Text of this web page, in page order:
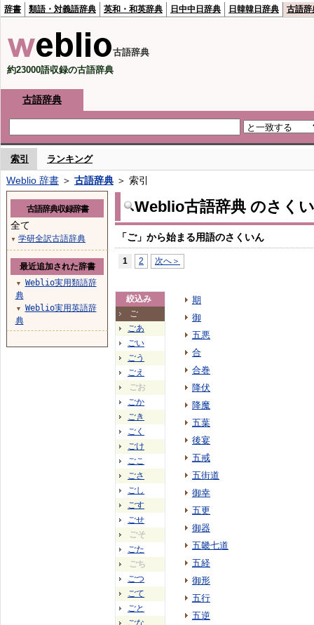
辞書 類語・対義語辞典 英和・和英辞典 日中中日辞典 日韓韓日辞典 古語辞
古語辞典
約23000語収録の古語辞典
古語辞典
索引 ランキング
Weblio 辞書 ＞ 古語辞典 ＞ 索引
Weblio古語辞典 のさく
「ご」から始まる用語のさくいん
1 2 次へ＞
絞込み
ご
ごあ
ごい
ごう
ごえ
ごお
ごか
ごき
ごく
ごけ
ごこ
ごさ
ごし
ごす
ごせ
ごそ
ごた
ごち
ごつ
ごて
ごと
ごな
期
御
五悪
合
合巻
降伏
降魔
五葉
後宴
五戒
五街道
御幸
五更
御器
五畿七道
五経
御形
五行
五逆
古語辞典収録辞書
全て
▼ 学研全訳古語辞典
最近追加された辞書
▼
Weblio実用類語辞
典
▼
Weblio実用英語辞
典